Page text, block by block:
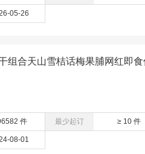
05-26
组合天山雪桔话梅果脯网红即食
件 最少起订 ≥ 10 件
08-01